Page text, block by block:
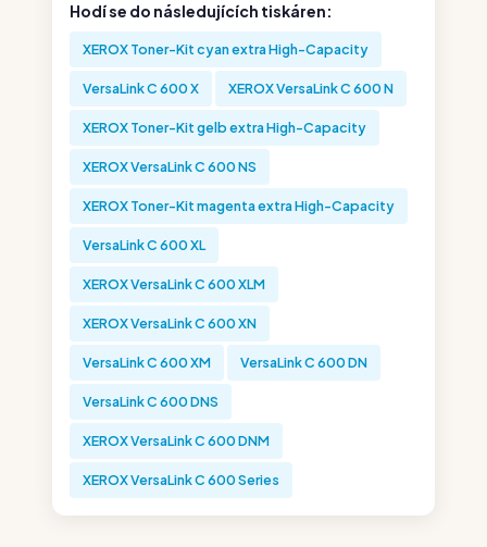
Hodí se do následujících tiskáren:
XEROX Toner-Kit cyan extra High-Capacity
VersaLink C 600 X XEROX VersaLink C 600 N
XEROX Toner-Kit gelb extra High-Capacity
XEROX VersaLink C 600 NS
XEROX Toner-Kit magenta extra High-Capacity
VersaLink C 600 XL
XEROX VersaLink C 600 XLM
XEROX VersaLink C 600 XN
VersaLink C 600 XM VersaLink C 600 DN
VersaLink C 600 DNS
XEROX VersaLink C 600 DNM
XEROX VersaLink C 600 Series